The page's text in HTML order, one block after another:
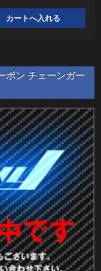
ボン チェーンガー